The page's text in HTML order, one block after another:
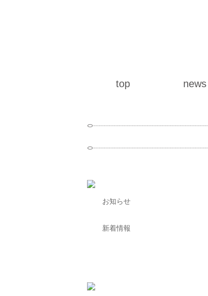
top news
お知らせ
新着情報